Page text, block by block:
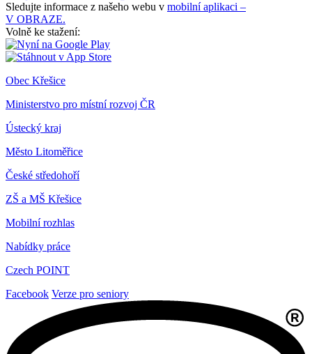
Sledujte informace z našeho webu v mobilní aplikaci –
V OBRAZE.
Volně ke stažení:
Obec Křešice
Ministerstvo pro místní rozvoj ČR
Ústecký kraj
Město Litoměřice
České středohoří
ZŠ a MŠ Křešice
Mobilní rozhlas
Nabídky práce
Czech POINT
Facebook Verze pro seniory